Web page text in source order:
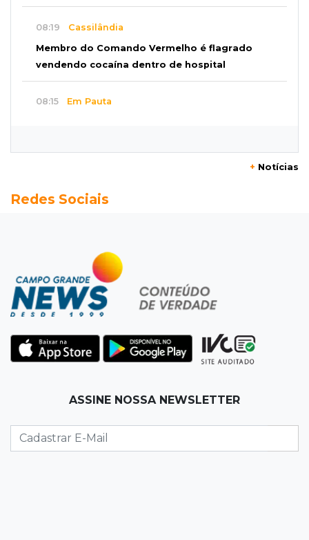
08:19 Cassilândia
Membro do Comando Vermelho é flagrado
vendendo cocaína dentro de hospital
08:15 Em Pauta
O rebanho dos originais
Da pele para a tela, tatuadora de Campo
Grande expõe obras na Itália
08:00Post Patrocinado
opções com 48% de desconto
Fonte gigante fez supermercado em 1973 virar
+ Notícias
Redes Sociais
ASSINE NOSSA NEWSLETTER